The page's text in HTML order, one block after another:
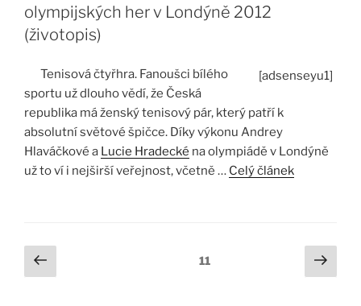
olympijských her v Londýně 2012
(životopis)
[adsenseyu1]
Tenisová čtyřhra. Fanoušci bílého
sportu už dlouho vědí, že Česká
republika má ženský tenisový pár, který patří k
absolutní světové špičce. Díky výkonu Andrey
Hlaváčkové a Lucie Hradecké na olympiádě v Londýně
už to ví i nejširší veřejnost, včetně … Celý článek
Stránkování
příspěvků
Předchozí
stránka
Stránka:11
Další